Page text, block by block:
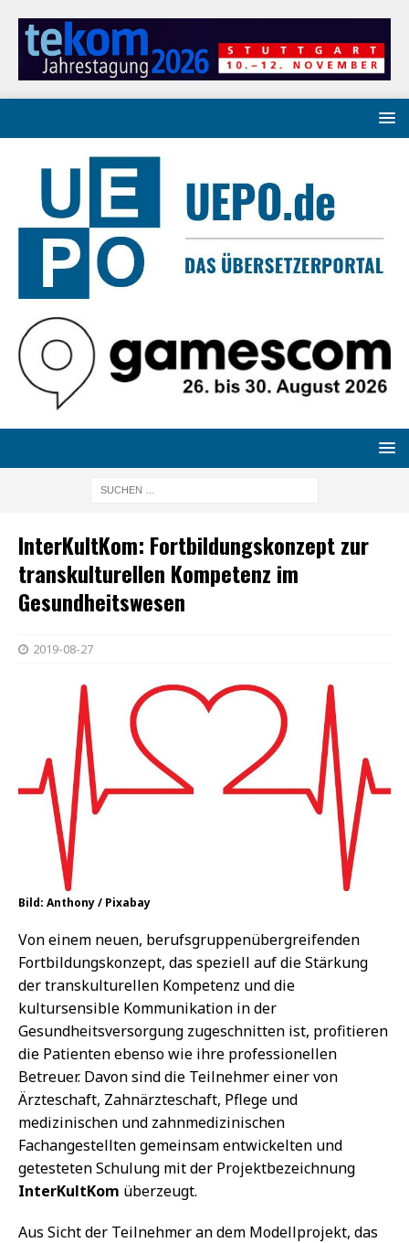
InterKultKom: Fortbildungskonzept zur
transkulturellen Kompetenz im
Gesundheitswesen
2019-08-27
Bild: Anthony / Pixabay
Von einem neuen, berufsgruppenübergreifenden
Fortbildungskonzept, das speziell auf die Stärkung
der transkulturellen Kompetenz und die
kultursensible Kommunikation in der
Gesundheitsversorgung zugeschnitten ist, profitieren
die Patienten ebenso wie ihre professionellen
Betreuer. Davon sind die Teilnehmer einer von
Ärzteschaft, Zahnärzteschaft, Pflege und
medizinischen und zahnmedizinischen
Fachangestellten gemeinsam entwickelten und
getesteten Schulung mit der Projektbezeichnung
InterKultKom überzeugt.
Aus Sicht der Teilnehmer an dem Modellprojekt, das